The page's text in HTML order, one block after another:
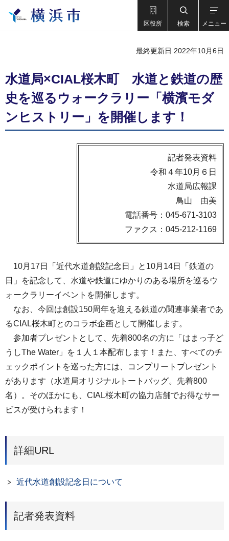
区役所 検索 メニュー
最終更新日 2022年10月6日
水道局×CIAL桜木町 水道と鉄道の歴
史を巡るウォークラリー「横濱モダ
ンヒストリー」を開催します！
記者発表資料
令和４年10月６日
水道局広報課
鳥山 由美
電話番号：045-671-3103
ファクス：045-212-1169
10月17日「近代水道創設記念日」と10月14日「鉄道の
日」を記念して、水道や鉄道にゆかりのある場所を巡るウ
ォークラリーイベントを開催します。
なお、今回は創設150周年を迎える鉄道の関連事業者であ
るCIAL桜木町とのコラボ企画として開催します。
参加者プレゼントとして、先着800名の方に「はまっ子ど
うしThe Water」を１人１本配布します！また、すべてのチ
ェックポイントを巡った方には、コンプリートプレゼント
があります（水道局オリジナルトートバッグ。先着800
名）。そのほかにも、CIAL桜木町の協力店舗でお得なサー
ビスが受けられます！
詳細URL
近代水道創設記念日について
記者発表資料